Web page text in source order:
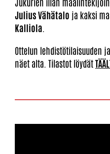
Julius Vähätalo ja kaksi
Kalliola
Ottelun lehdistötilaisuuden
näet alta. Tilastot löydät